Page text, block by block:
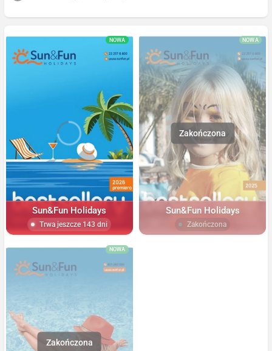
NOWA
Sun&Fun Holidays
Trwa jeszcze 143 dni
NOWA
Sun&Fun Holidays
Zakończona
NOWA